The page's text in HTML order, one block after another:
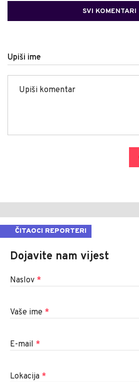
SVI KOMENTARI
Upiši ime
ČITAOCI REPORTERI
Dojavite nam vijest
Naslov *
Vaše ime *
E-mail *
Lokacija *